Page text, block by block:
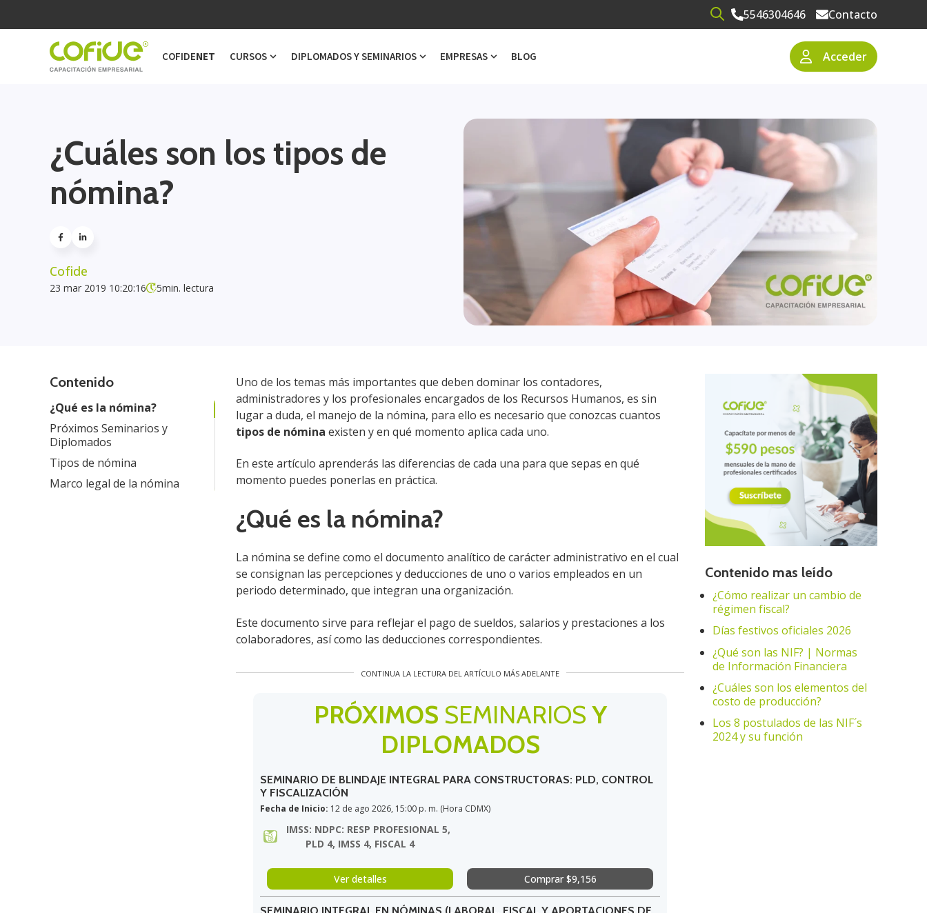
Open search5546304646 Contacto
COFIDENET CURSOS
Show submenu for Cursos
DIPLOMADOS Y SEMINARIOS
Show submenu for Diplomados y Seminarios
EMPRESAS
Show submenu for Empresas
BLOG Acceder
¿Cuáles son los tipos de
nómina?
Cofide
23 mar 2019 10:20:16 5min. lectura
Contenido
¿Qué es la nómina?
Próximos Seminarios y
Diplomados
Tipos de nómina
Marco legal de la nómina
Uno de los temas más importantes que deben dominar los contadores,
administradores y los profesionales encargados de los Recursos Humanos, es sin
lugar a duda, el manejo de la nómina, para ello es necesario que conozcas cuantos
tipos de nómina existen y en qué momento aplica cada uno.
En este artículo aprenderás las diferencias de cada una para que sepas en qué
momento puedes ponerlas en práctica.
¿Qué es la nómina?
La nómina se define como el documento analítico de carácter administrativo en el cual
se consignan las percepciones y deducciones de uno o varios empleados en un
periodo determinado, que integran una organización.
Este documento sirve para reflejar el pago de sueldos, salarios y prestaciones a los
colaboradores, así como las deducciones correspondientes.
CONTINUA LA LECTURA DEL ARTÍCULO MÁS ADELANTE
PRÓXIMOS SEMINARIOS Y
DIPLOMADOS
SEMINARIO DE BLINDAJE INTEGRAL PARA CONSTRUCTORAS: PLD, CONTROL
Y FISCALIZACIÓN
Fecha de Inicio: 12 de ago 2026, 15:00 p. m. (Hora CDMX)
IMSS: NDPC: RESP PROFESIONAL 5,
PLD 4, IMSS 4, FISCAL 4
Ver detalles Comprar $9,156
SEMINARIO INTEGRAL EN NÓMINAS (LABORAL, FISCAL Y APORTACIONES DE
Contenido mas leído
¿Cómo realizar un cambio de
régimen fiscal?
Días festivos oficiales 2026
¿Qué son las NIF? | Normas
de Información Financiera
¿Cuáles son los elementos del
costo de producción?
Los 8 postulados de las NIF´s
2024 y su función